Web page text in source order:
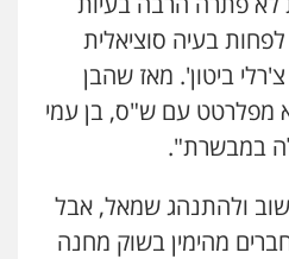
בעיה סוציאלית
ביטון'. מאז שהבן
מפלרטט עם ש"ס, בן עמי
במבשרת".
ולהתנהג שמאל, אבל
מהימין בשוק מחנה